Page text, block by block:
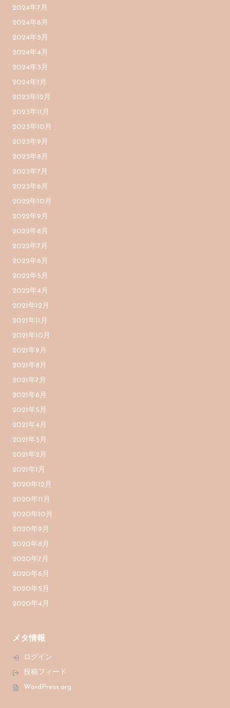
2024年7月
2024年6月
2024年5月
2024年4月
2024年3月
2024年1月
2023年12月
2023年11月
2023年10月
2023年9月
2023年8月
2023年7月
2023年6月
2022年10月
2022年9月
2022年8月
2022年7月
2022年6月
2022年5月
2022年4月
2021年12月
2021年11月
2021年10月
2021年9月
2021年8月
2021年7月
2021年6月
2021年5月
2021年4月
2021年3月
2021年2月
2021年1月
2020年12月
2020年11月
2020年10月
2020年9月
2020年8月
2020年7月
2020年6月
2020年5月
2020年4月
メタ情報
ログイン
投稿フィード
WordPress.org